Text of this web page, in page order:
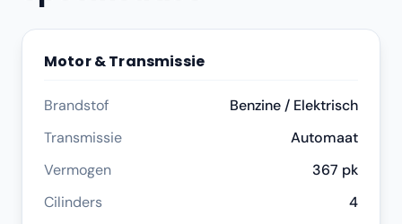
Motor & Transmissie
Brandstof
Benzine / Elektrisch
Transmissie
Automaat
Vermogen
367 pk
Cilinders
4